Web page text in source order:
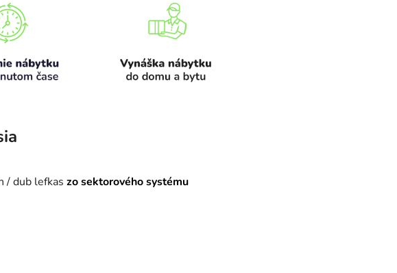
/ dub lefkaszo sektorového systému